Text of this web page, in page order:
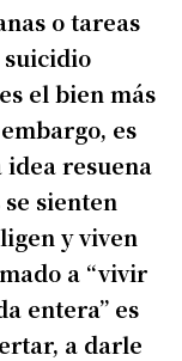
o tareas
suicidio
el bien más
es
idea resuena
sienten
y viven
a “vivir
entera” es
a darle